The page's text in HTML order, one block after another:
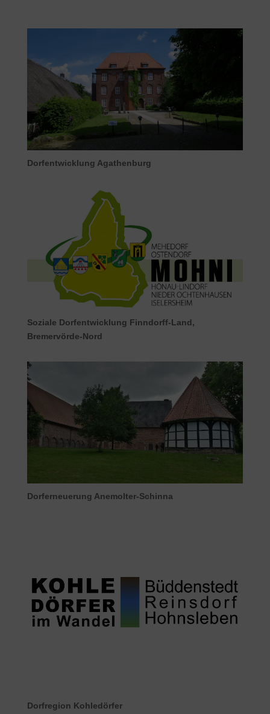
Dorfentwicklung Agathenburg
Soziale Dorfentwicklung Finndorff-Land,
Bremervörde-Nord
Dorferneuerung Anemolter-Schinna
Dorfregion Kohledörfer